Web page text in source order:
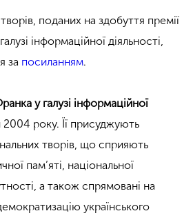
поданих на здобуття премії
інформаційної діяльності,
за посиланням.
у галузі інформаційної
2004 року. Її присуджують
творів, що сприяють
пам’яті, національної
а також спрямовані на
українського